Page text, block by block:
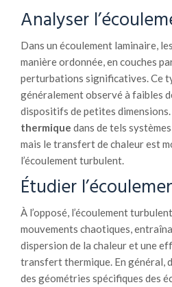
Analyser
Dans un écoulement laminaire,
manière ordonnée, en couches
perturbations significatives. Ce
généralement observé à faibles
dispositifs de petites dimensions.
thermique dans de tels
mais le transfert de chaleur est
l’écoulement turbulent.
Étudier
À l’opposé, l’écoulement
mouvements chaotiques,
dispersion de la chaleur et une
transfert thermique. En général,
des géométries spécifiques des